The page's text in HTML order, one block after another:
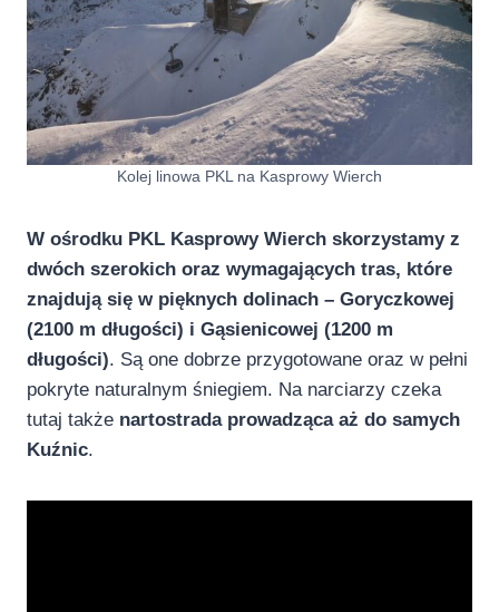
Kolej linowa PKL na Kasprowy Wierch
W ośrodku PKL Kasprowy Wierch skorzystamy z
dwóch szerokich oraz wymagających tras, które
znajdują się w pięknych dolinach – Goryczkowej
(2100 m długości) i Gąsienicowej (1200 m
długości). Są one dobrze przygotowane oraz w pełni
pokryte naturalnym śniegiem. Na narciarzy czeka
tutaj także nartostrada prowadząca aż do samych
Kuźnic.